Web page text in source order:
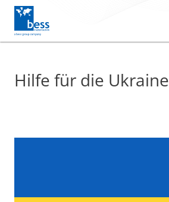
Hilfe für die Ukraine